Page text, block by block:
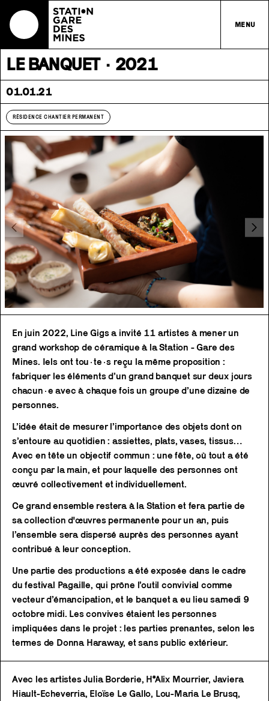
MENU
LE BANQUET · 2021
01.01.21
RÉSIDENCE CHANTIER PERMANENT
En juin 2022, Line Gigs a invité 11 artistes à mener un
grand workshop de céramique à la Station - Gare des
Mines. Iels ont tou·te·s reçu la même proposition :
fabriquer les éléments d’un grand banquet sur deux jours
chacun·e avec à chaque fois un groupe d’une dizaine de
personnes.
L’idée était de mesurer l’importance des objets dont on
s’entoure au quotidien : assiettes, plats, vases, tissus…
Avec en tête un objectif commun : une fête, où tout a été
conçu par la main, et pour laquelle des personnes ont
œuvré collectivement et individuellement.
Ce grand ensemble restera à la Station et fera partie de
sa collection d'œuvres permanente pour un an, puis
l’ensemble sera dispersé auprès des personnes ayant
contribué à leur conception.
Une partie des productions a été exposée dans le cadre
du festival Pagaille, qui prône l’outil convivial comme
vecteur d’émancipation, et le banquet a eu lieu samedi 9
octobre midi. Les convives étaient les personnes
impliquées dans le projet : les parties prenantes, selon les
termes de Donna Haraway, et sans public extérieur.
Avec les artistes Julia Borderie, H*Alix Mourrier, Javiera
Hiault-Echeverria, Eloïse Le Gallo, Lou-Maria Le Brusq,